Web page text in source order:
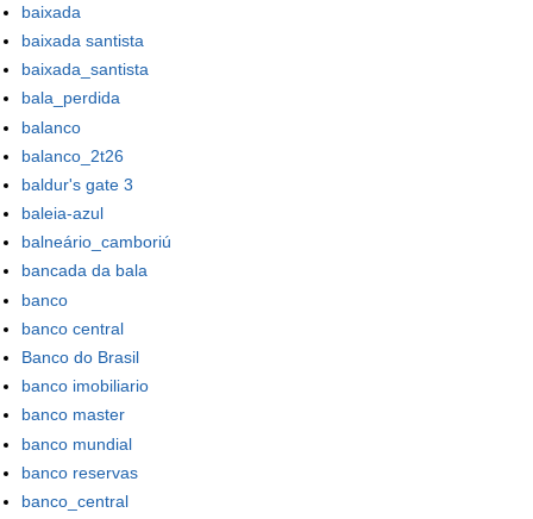
baixada
baixada santista
baixada_santista
bala_perdida
balanco
balanco_2t26
baldur's gate 3
baleia-azul
balneário_camboriú
bancada da bala
banco
banco central
Banco do Brasil
banco imobiliario
banco master
banco mundial
banco reservas
banco_central